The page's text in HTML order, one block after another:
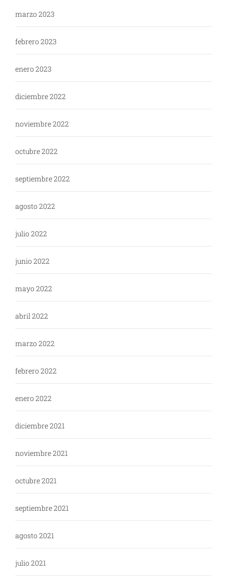
marzo 2023
febrero 2023
enero 2023
diciembre 2022
noviembre 2022
octubre 2022
septiembre 2022
agosto 2022
julio 2022
junio 2022
mayo 2022
abril 2022
marzo 2022
febrero 2022
enero 2022
diciembre 2021
noviembre 2021
octubre 2021
septiembre 2021
agosto 2021
julio 2021